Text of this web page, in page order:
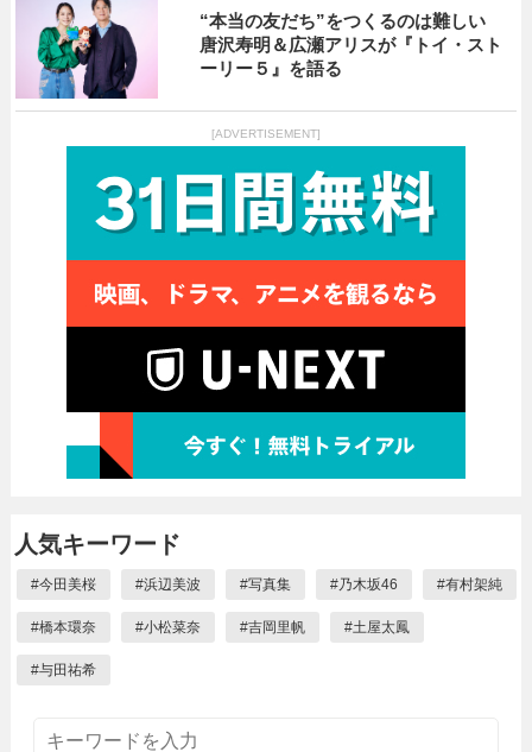
“本当の友だち”をつくるのは難しい
唐沢寿明＆広瀬アリスが『トイ・スト
ーリー５』を語る
[ADVERTISEMENT]
人気キーワード
#今田美桜 #浜辺美波 #写真集 #乃木坂46 #有村架純
#橋本環奈 #小松菜奈 #吉岡里帆 #土屋太鳳
#与田祐希